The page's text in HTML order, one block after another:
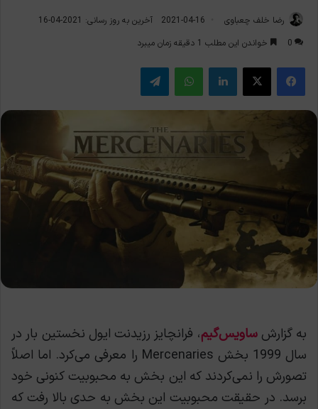
رضا خلف چعباوی 2021-04-16
آخرین به روز رسانی: 2021-04-16
0
خواندن این مطلب 1 دقیقه زمان میبرد
فیس بوک X لینکدین واتس آپ تلگرام
به گزارشساویس‌گیم، فرانچایز رزیدنت ایول نخستین بار در
سال 1999 بخش Mercenaries را معرفی می‌کرد. اما اصلاً
تصورش را نمی‌کردند که این بخش به محبوبیت کنونی خود
برسد. در حقیقت محبوبیت این بخش به حدی بالا رفت که